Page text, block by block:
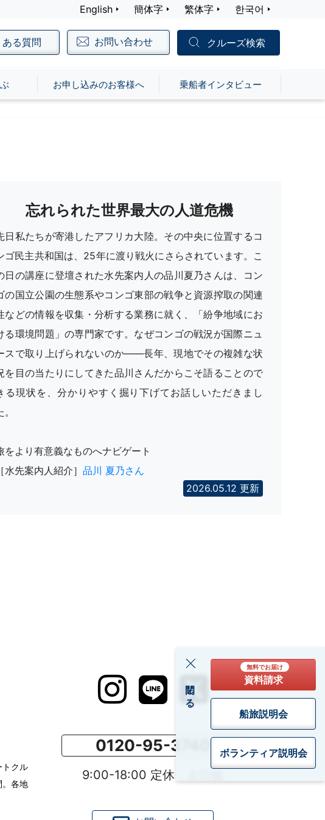
English 簡体字 繁体字 한국어
ある質問 お問い合わせ クルーズ検索
お申し込みのお客様へ 乗船者インタビュー
閉じる
無料でお届け
資料請求
船旅説明会
ボランティア説明会
忘れられた世界最大の人道危機
日私たちが寄港したアフリカ大陸。その中央に位置するコ
ゴ民主共和国は、25年に渡り戦火にさらされています。こ
日の講座に登壇された水先案内人の品川夏乃さんは、コン
の国立公園の生態系やコンゴ東部の戦争と資源搾取の関連
などの情報を収集・分析する業務に就く、「紛争地域にお
る環境問題」の専門家です。なぜコンゴの戦況が国際ニュ
スで取り上げられないのか――長年、現地でその複雑な状
を目の当たりにしてきた品川さんだからこそ語ることので
る現状を、分かりやすく掘り下げてお話しいただきまし
。
をより有意義なものへナビゲート
［水先案内人紹介］ 品川 夏乃さん
2026.05.12 更新
0120-95-3740
9:00-18:00 定休：土日祝
トクル
。各地